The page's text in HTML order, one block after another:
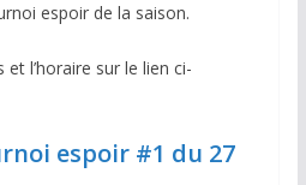
espoir de la saison.
l’horaire sur le lien ci-
espoir #1 du 27